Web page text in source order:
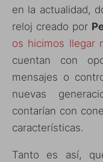
en la actualidad,
reloj creado por
os hicimos llegar
cuentan con
mensajes o
nuevas
contarían con
características.
Tanto es así,